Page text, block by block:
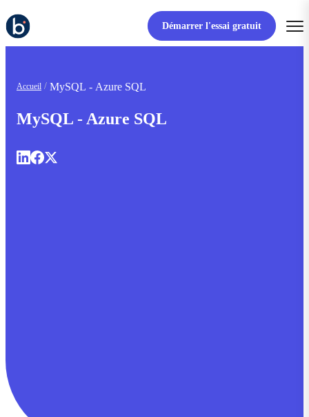
Démarrer l'essai gratuit
Accueil MySQL - Azure SQL
MySQL - Azure SQL